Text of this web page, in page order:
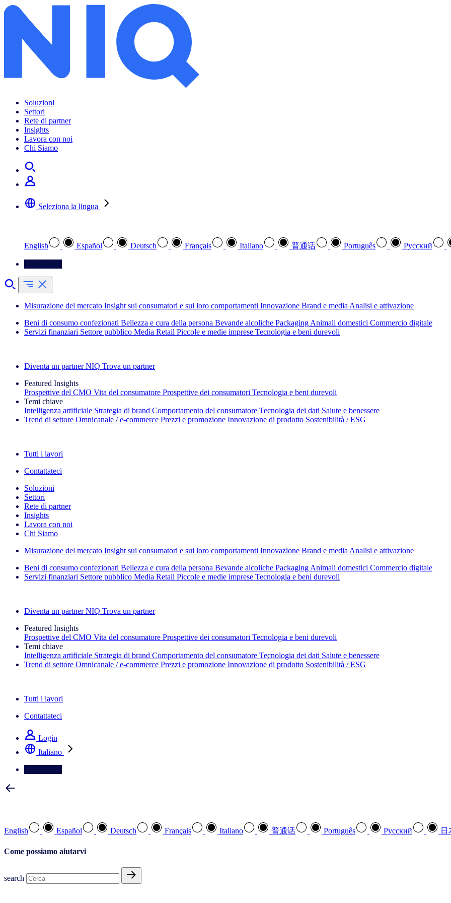
Soluzioni
Settori
Rete di partner
Insights
Lavora con noi
Chi Siamo
Seleziona la lingua
English Español Deutsch Français Italiano 普通话 Português Pусский
Misurazione del mercato Insight sui consumatori e sui loro comportamenti Innovazione Brand e media Analisi e attivazione
Beni di consumo confezionati Bellezza e cura della persona Bevande alcoliche Packaging Animali domestici Commercio digitale
Servizi finanziari Settore pubblico Media Retail Piccole e medie imprese Tecnologia e beni durevoli
Diventa un partner NIQ Trova un partner
Featured Insights
Prospettive del CMO Vita del consumatore Prospettive dei consumatori Tecnologia e beni durevoli
Temi chiave
Intelligenza artificiale Strategia di brand Comportamento del consumatore Tecnologia dei dati Salute e benessere
Trend di settore Omnicanale / e‑commerce Prezzi e promozione Innovazione di prodotto Sostenibilità / ESG
Tutti i lavori
Contattateci
Soluzioni
Settori
Rete di partner
Insights
Lavora con noi
Chi Siamo
Misurazione del mercato Insight sui consumatori e sui loro comportamenti Innovazione Brand e media Analisi e attivazione
Beni di consumo confezionati Bellezza e cura della persona Bevande alcoliche Packaging Animali domestici Commercio digitale
Servizi finanziari Settore pubblico Media Retail Piccole e medie imprese Tecnologia e beni durevoli
Diventa un partner NIQ Trova un partner
Featured Insights
Prospettive del CMO Vita del consumatore Prospettive dei consumatori Tecnologia e beni durevoli
Temi chiave
Intelligenza artificiale Strategia di brand Comportamento del consumatore Tecnologia dei dati Salute e benessere
Trend di settore Omnicanale / e‑commerce Prezzi e promozione Innovazione di prodotto Sostenibilità / ESG
Tutti i lavori
Contattateci
Login
Italiano
English Español Deutsch Français Italiano 普通话 Português Pусский 日
Come possiamo aiutarvi
search